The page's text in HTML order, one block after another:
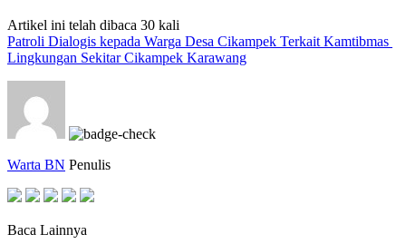
Artikel ini telah dibaca 30 kali
Patroli Dialogis kepada Warga Desa Cikampek Terkait Kamtibmas
Lingkungan Sekitar Cikampek Karawang
Warta BN Penulis
Baca Lainnya